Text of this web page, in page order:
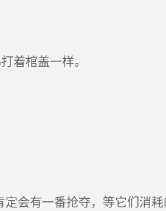
着棺盖一样。
会有一番抢夺，等它们消